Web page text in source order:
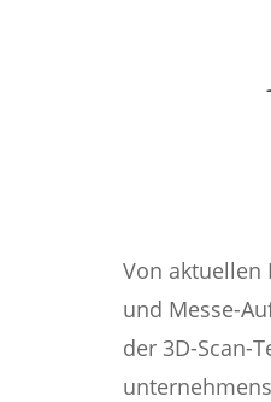
Von aktuellen
und Messe-
der 3D-Scan-